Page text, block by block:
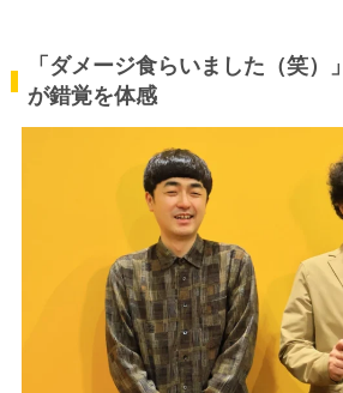
「ダメージ食らいました（笑）
が錯覚を体感